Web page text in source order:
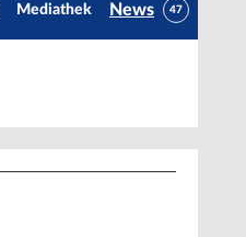
Mediathek News 47